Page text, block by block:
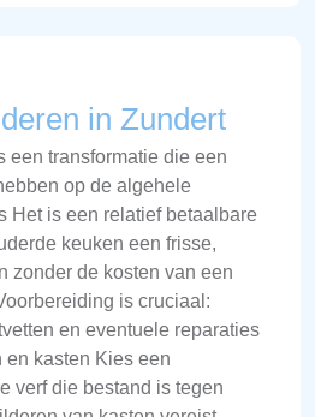
in Zundert
een transformatie die een
op de algehele
Het is een relatief betaalbare
keuken een frisse,
zonder de kosten van een
is cruciaal:
en eventuele reparaties
en kasten Kies een
verf die bestand is tegen